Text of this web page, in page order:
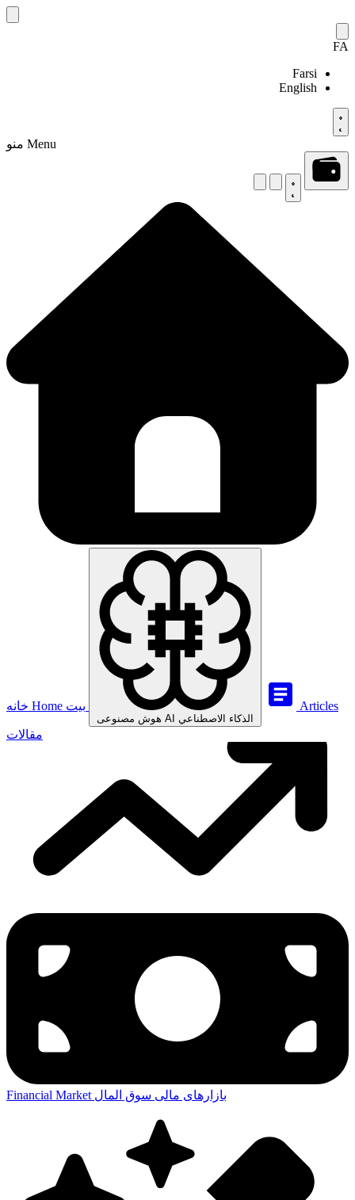
Skip
to
FA
Farsi
English
منو Menu
Home
هوش مصنوعی AI الذكاء الاصطناعي
Articles
مقالات
Financial Market بازارهای مالی سوق المال